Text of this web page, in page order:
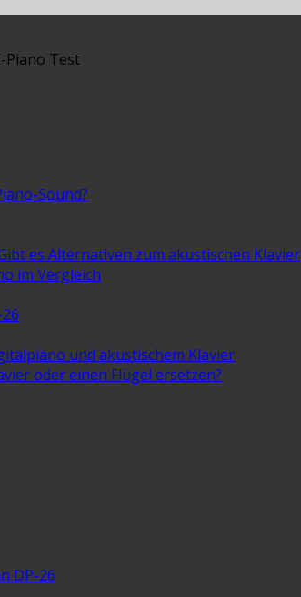
Piano Test
Sound?
es Alternativen zum akustischen Klavier
im Vergleich
und akustischem Klavier
oder einen Flügel ersetzen?
DP-26